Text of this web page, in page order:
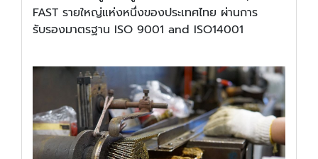
FAST รายใหญ่แห่งหนึ่งของประเทศไทย ผ่านการ
รับรองมาตรฐาน ISO 9001 and ISO14001